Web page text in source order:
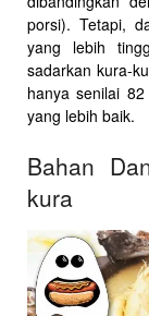
porsi). Tetapi,
yang lebih
sadarkan kura-
hanya senilai
yang lebih baik.
Bahan
kura